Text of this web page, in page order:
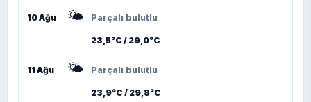
10 Ağu 🌤️ Parçalı bulutlu
23,5°C / 29,0°C
11 Ağu 🌤️ Parçalı bulutlu
23,9°C / 29,8°C